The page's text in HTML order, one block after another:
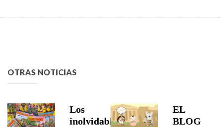
OTRAS NOTICIAS
Los
inolvidables
EL
BLOG